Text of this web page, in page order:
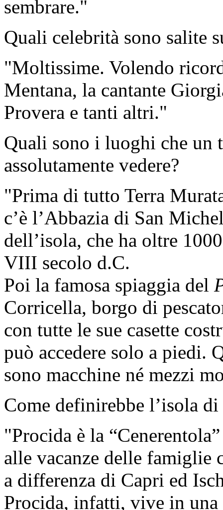
sembrare."
Quali celebrità sono salite
"Moltissime. Volendo
Mentana, la cantante
Provera e tanti altri."
Quali sono i luoghi che un
assolutamente vedere?
"Prima di tutto Terra
c’è l’Abbazia di San
dell’isola, che ha oltre
VIII secolo d.C.
Poi la famosa spiaggia del
Corricella, borgo di
con tutte le sue casette
può accedere solo a piedi.
sono macchine né mezzi
Come definirebbe l’isola di
"Procida è la
alle vacanze delle famiglie
a differenza di Capri ed
Procida, infatti, vive in